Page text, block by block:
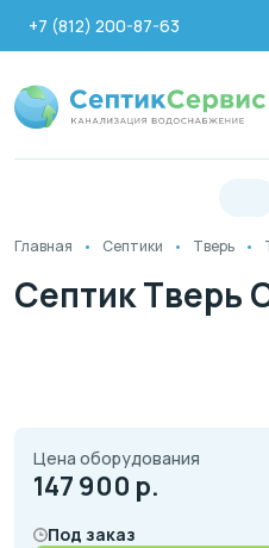
+7 (812) 200-87-63
Главная Септики Тверь
Септик Тверь
Цена оборудования
147 900 р.
Под заказ